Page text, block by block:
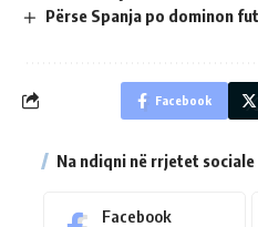
Përse Spanja po dominon
Facebook
Na ndiqni në rrjetet sociale
Facebook